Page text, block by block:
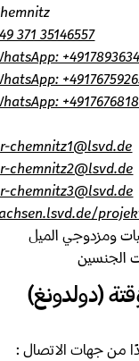
Chemnitz
+49 371 35146557
WhatsApp:
WhatsApp:
WhatsApp:
qr-chemnitz1@lsvd.de
qr-chemnitz2@lsvd.de
qr-chemnitz3@lsvd.de
sachsen.lsvd.de/
ومزدوجي الميل
(دولدونغ)
جهات الاتصال :